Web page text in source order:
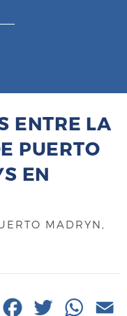
ENTRE LA
PUERTO
EN
MADRYN,
W